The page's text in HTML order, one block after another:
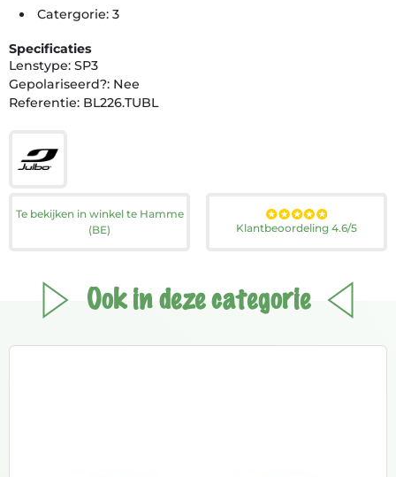
Catergorie: 3
Specificaties
Lenstype: SP3
Gepolariseerd?: Nee
Referentie: BL226.TUBL
Te bekijken in winkel te Hamme
(BE)
Klantbeoordeling 4.6/5
Ook in deze categorie